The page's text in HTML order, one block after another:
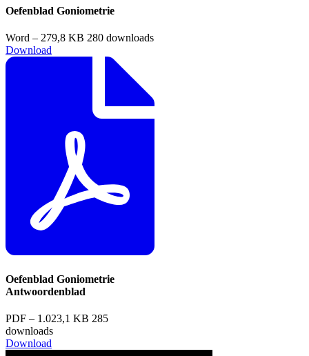
Oefenblad Goniometrie
Word – 279,8 KB 280 downloads
Download
Oefenblad Goniometrie
Antwoordenblad
PDF – 1.023,1 KB 285
downloads
Download